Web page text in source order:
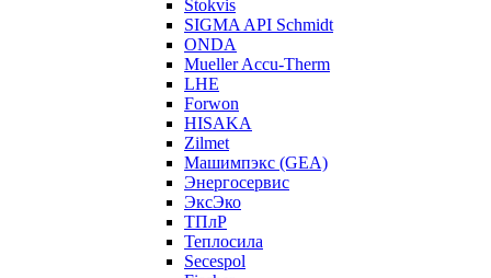
Stokvis
SIGMA API Schmidt
ONDA
Mueller Accu-Therm
LHE
Forwon
HISAKA
Zilmet
Машимпэкс (GEA)
Энергосервис
ЭксЭко
ТПлР
Теплосила
Secespol